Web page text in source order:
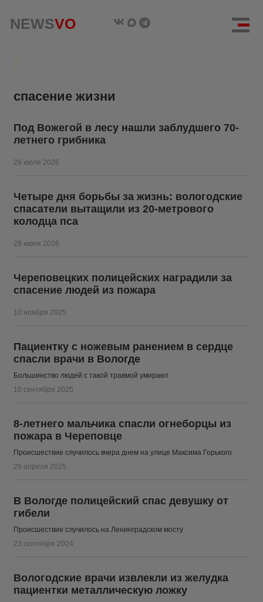
NEWSVO
NEWSVO
спасение жизни
Под Вожегой в лесу нашли заблудшего 70-
летнего грибника
29 июля 2026
Четыре дня борьбы за жизнь: вологодские
спасатели вытащили из 20-метрового
колодца пса
28 июня 2026
Череповецких полицейских наградили за
спасение людей из пожара
10 ноября 2025
Пациентку с ножевым ранением в сердце
спасли врачи в Вологде
Большинство людей с такой травмой умирают
10 сентября 2025
8-летнего мальчика спасли огнеборцы из
пожара в Череповце
Происшествие случилось вчера днем на улице Максима Горького
29 апреля 2025
В Вологде полицейский спас девушку от
гибели
Происшествие случилось на Ленинградском мосту
23 сентября 2024
Вологодские врачи извлекли из желудка
пациентки металлическую ложку